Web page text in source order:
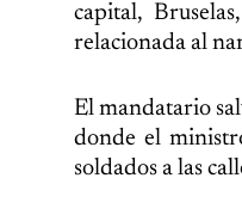
capital,
relacionada al
El mandatario
donde el
soldados a las